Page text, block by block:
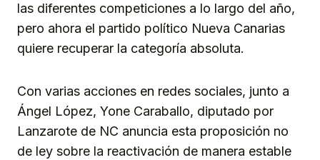
las diferentes competiciones a lo largo del año,
pero ahora el partido político Nueva Canarias
quiere recuperar la categoría absoluta.
Con varias acciones en redes sociales, junto a
Ángel López, Yone Caraballo, diputado por
Lanzarote de NC anuncia esta proposición no
de ley sobre la reactivación de manera estable